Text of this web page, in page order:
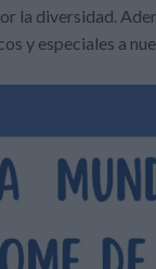
la diversidad.
y especiales a